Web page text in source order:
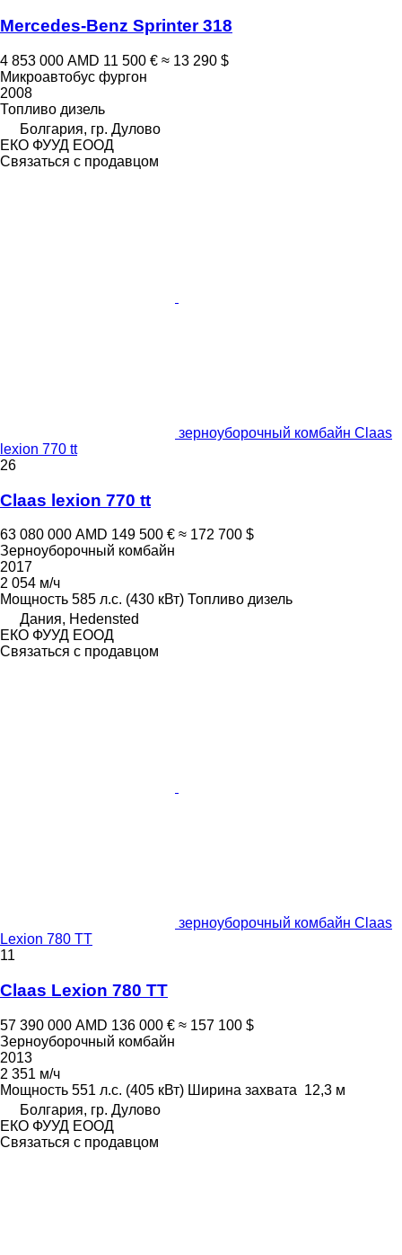
Mercedes-Benz Sprinter 318
4 853 000 AMD 11 500 € ≈ 13 290 $
Микроавтобус фургон
2008
Топливо дизель
Болгария, гр. Дулово
ЕКО ФУУД ЕООД
Связаться с продавцом
зерноуборочный комбайн Claas
lexion 770 tt
26
Claas lexion 770 tt
63 080 000 AMD 149 500 € ≈ 172 700 $
Зерноуборочный комбайн
2017
2 054 м/ч
Мощность 585 л.с. (430 кВт) Топливо дизель
Дания, Hedensted
ЕКО ФУУД ЕООД
Связаться с продавцом
зерноуборочный комбайн Claas
Lexion 780 TT
11
Claas Lexion 780 TT
57 390 000 AMD 136 000 € ≈ 157 100 $
Зерноуборочный комбайн
2013
2 351 м/ч
Мощность 551 л.с. (405 кВт) Ширина захвата 12,3 м
Болгария, гр. Дулово
ЕКО ФУУД ЕООД
Связаться с продавцом